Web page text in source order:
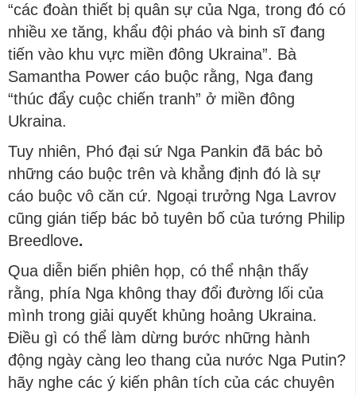
“các đoàn thiết bị quân sự của Nga, trong đó có
nhiều xe tăng, khẩu đội pháo và binh sĩ đang
tiến vào khu vực miền đông Ukraina”. Bà
Samantha Power cáo buộc rằng, Nga đang
“thúc đẩy cuộc chiến tranh” ở miền đông
Ukraina.
Tuy nhiên, Phó đại sứ Nga Pankin đã bác bỏ
những cáo buộc trên và khẳng định đó là sự
cáo buộc vô căn cứ. Ngoại trưởng Nga Lavrov
cũng gián tiếp bác bỏ tuyên bố của tướng Philip
Breedlove.
Qua diễn biến phiên họp, có thể nhận thấy
rằng, phía Nga không thay đổi đường lối của
mình trong giải quyết khủng hoảng Ukraina.
Điều gì có thể làm dừng bước những hành
động ngày càng leo thang của nước Nga Putin?
hãy nghe các ý kiến phân tích của các chuyên